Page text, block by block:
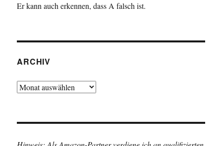
Er kann auch erkennen, dass A falsch ist.
ARCHIV
Archiv